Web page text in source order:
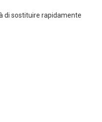
di sostituire rapidamente